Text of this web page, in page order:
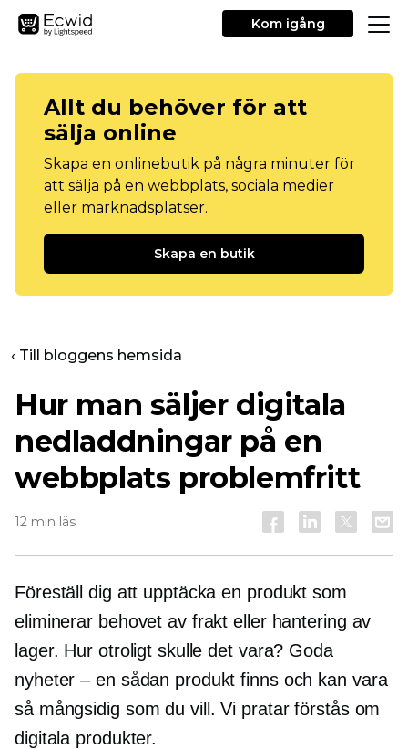
Kom igång
Allt du behöver för att
sälja online
Skapa en onlinebutik på några minuter för
att sälja på en webbplats, sociala medier
eller marknadsplatser.
Skapa en butik
‹ Till bloggens hemsida
Hur man säljer digitala
nedladdningar på en
webbplats problemfritt
12 min läs
Föreställ dig att upptäcka en produkt som
eliminerar behovet av frakt eller hantering av
lager. Hur otroligt skulle det vara? Goda
nyheter – en sådan produkt finns och kan vara
så mångsidig som du vill. Vi pratar förstås om
digitala produkter.